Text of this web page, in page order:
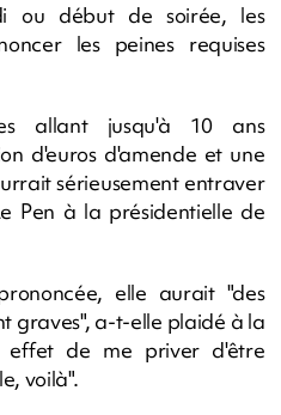
ou début de soirée, les
les peines requises
allant jusqu'à 10 ans
d'euros d'amende et une
sérieusement entraver
Pen à la présidentielle de
elle aurait "des
graves", a-t-elle plaidé à la
de me priver d'être
voilà".